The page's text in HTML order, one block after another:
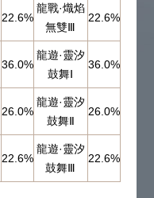
22.6%
龍戰·熾焰
無雙Ⅲ
22.6%
36.0%
龍遊·靈汐
鼓舞Ⅰ
36.0%
26.0%
龍遊·靈汐
鼓舞Ⅱ
26.0%
22.6%
龍遊·靈汐
鼓舞Ⅲ
22.6%